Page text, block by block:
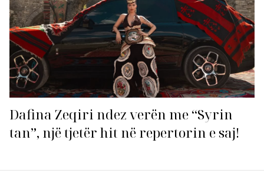
Dafina Zeqiri ndez verën me “Syrin
tan”, një tjetër hit në repertorin e saj!